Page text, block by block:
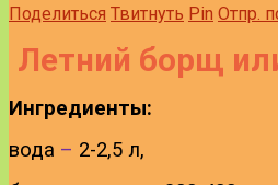
Поделиться Твитнуть Pin Отпр.
Летний борщ
Ингредиенты:
вода – 2-2,5 л,